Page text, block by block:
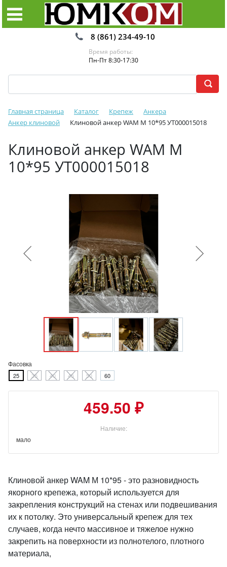
8 (861) 234-49-10
Время работы:
Пн-Пт 8:30-17:30
Главная страница Каталог Крепеж
Анкера
Анкер клиновой
Клиновой анкер WAM М 10*95 УТ000015018
Клиновой анкер WAM М
10*95 УТ000015018
Фасовка
25 35 40 45 50 60
459.50 ₽
Наличие:
мало
Клиновой анкер WAM М 10*95 - это разновидность
якорного крепежа, который используется для
закрепления конструкций на стенах или подвешивания
их к потолку. Это универсальный крепеж для тех
случаев, когда нечто массивное и тяжелое нужно
закрепить на поверхности из полнотелого, плотного
материала,